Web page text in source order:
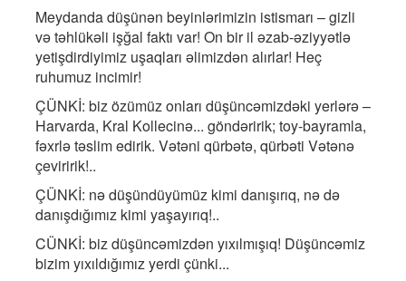
Meydanda düşünən beyinlərimizin istismarı – gizli
və təhlükəli işğal faktı var! On bir il əzab-əziyyətlə
yetişdirdiyimiz uşaqları əlimizdən alırlar! Heç
ruhumuz incimir!
ÇÜNKİ: biz özümüz onları düşüncəmizdəki yerlərə –
Harvarda, Kral Kollecinə... göndəririk; toy-bayramla,
fəxrlə təslim edirik. Vətəni qürbətə, qürbəti Vətənə
çeviririk!..
ÇÜNKİ: nə düşündüyümüz kimi danışırıq, nə də
danışdığımız kimi yaşayırıq!..
CÜNKİ: biz düşüncəmizdən yıxılmışıq! Düşüncəmiz
bizim yıxıldığımız yerdi çünki...